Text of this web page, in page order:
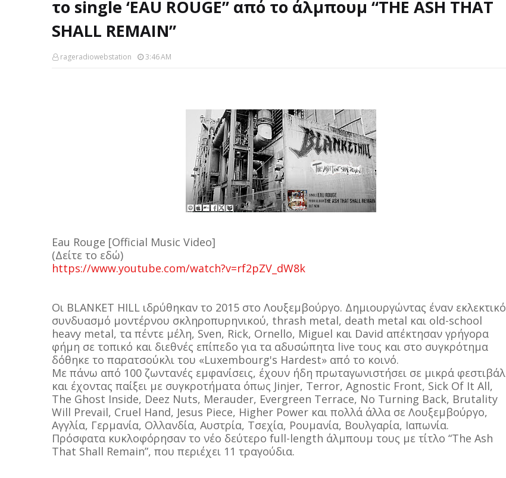
το single ‘EAU ROUGE’’ από το άλμπουμ “THE ASH THAT
SHALL REMAIN”
rageradiowebstation 3:46 AM
Eau Rouge [Official Music Video]
(Δείτε το εδώ)
https://www.youtube.com/watch?v=rf2pZV_dW8k
Οι BLANKET HILL ιδρύθηκαν το 2015 στο Λουξεμβούργο. Δημιουργώντας έναν εκλεκτικό
συνδυασμό μοντέρνου σκληροπυρηνικού, thrash metal, death metal και old-school
heavy metal, τα πέντε μέλη, Sven, Rick, Ornello, Miguel και David απέκτησαν γρήγορα
φήμη σε τοπικό και διεθνές επίπεδο για τα αδυσώπητα live τους και στο συγκρότημα
δόθηκε το παρατσούκλι του «Luxembourg's Hardest» από το κοινό.
Με πάνω από 100 ζωντανές εμφανίσεις, έχουν ήδη πρωταγωνιστήσει σε μικρά φεστιβάλ
και έχοντας παίξει με συγκροτήματα όπως Jinjer, Terror, Agnostic Front, Sick Of It All,
The Ghost Inside, Deez Nuts, Merauder, Evergreen Terrace, No Turning Back, Brutality
Will Prevail, Cruel Hand, Jesus Piece, Higher Power και πολλά άλλα σε Λουξεμβούργο,
Αγγλία, Γερμανία, Ολλανδία, Αυστρία, Τσεχία, Ρουμανία, Βουλγαρία, Ιαπωνία.
Πρόσφατα κυκλοφόρησαν το νέο δεύτερο full-length άλμπουμ τους με τίτλο “The Ash
That Shall Remain”, που περιέχει 11 τραγούδια.